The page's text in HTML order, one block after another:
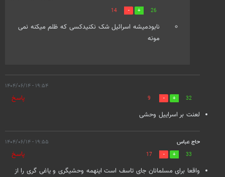
26
14
نابودمیشه اسرائیل شک نکنیدکسی که ظلم میکنه نمی
مونه
۱۹:۵۴ - ۱۴۰۴/۰۶/۱۴
32
9
پاسخ
لعنت بر اسراییل وحشی
حاج عباس ۱۹:۵۵ - ۱۴۰۴/۰۶/۱۴
33
17
پاسخ
واقعا برای مسلمانان جای تاسف است اینهمه وحشیگری و یاغی گری را از